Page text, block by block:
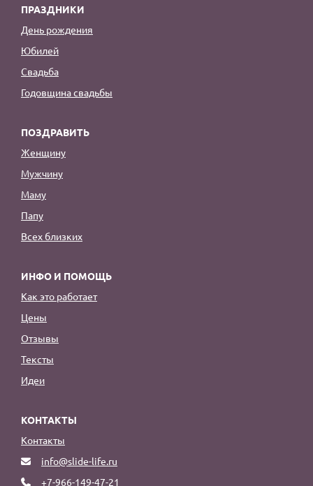
ПРАЗДНИКИ
День рождения
Юбилей
Свадьба
Годовщина свадьбы
ПОЗДРАВИТЬ
Женщину
Мужчину
Маму
Папу
Всех близких
ИНФО И ПОМОЩЬ
Как это работает
Цены
Отзывы
Тексты
Идеи
КОНТАКТЫ
Контакты
info@slide-life.ru
+7-966-149-47-21